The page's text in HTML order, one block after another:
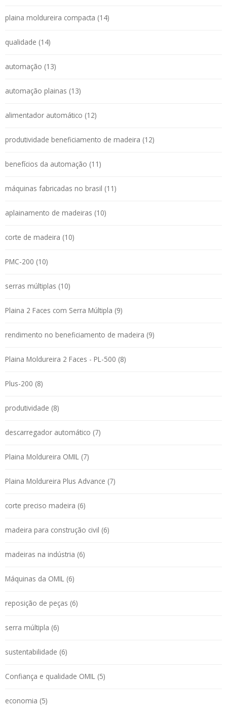
plaina moldureira compacta (14)
qualidade (14)
automação (13)
automação plainas (13)
alimentador automático (12)
produtividade beneficiamento de madeira (12)
benefícios da automação (11)
máquinas fabricadas no brasil (11)
aplainamento de madeiras (10)
corte de madeira (10)
PMC-200 (10)
serras múltiplas (10)
Plaina 2 Faces com Serra Múltipla (9)
rendimento no beneficiamento de madeira (9)
Plaina Moldureira 2 Faces - PL-500 (8)
Plus-200 (8)
produtividade (8)
descarregador automático (7)
Plaina Moldureira OMIL (7)
Plaina Moldureira Plus Advance (7)
corte preciso madeira (6)
madeira para construção civil (6)
madeiras na indústria (6)
Máquinas da OMIL (6)
reposição de peças (6)
serra múltipla (6)
sustentabilidade (6)
Confiança e qualidade OMIL (5)
economia (5)